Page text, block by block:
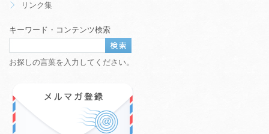
リンク集
キーワード・コンテンツ検索
お探しの言葉を入力してください。